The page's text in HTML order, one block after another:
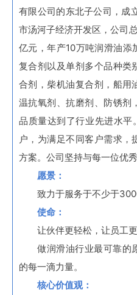
有限公司的东北子公司，成
市汤河子经济开发区，公司
亿元，年产10万吨润滑油添
复合剂以及单剂多个品种类
合剂，柴机油复合剂，船用
温抗氧剂、抗磨剂、防锈剂
品质量达到了行业先进水
户，为满足不同客户需求，
方案。公司坚持与每一位优
愿景：
致力于服务于不少于
使命：
让伙伴更轻松，让员工
做润滑油行业最可靠的
的每一滴力量。
核心价值观：